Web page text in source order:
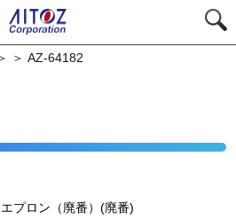
＞AZ-64182
プロン（廃番）(廃番)